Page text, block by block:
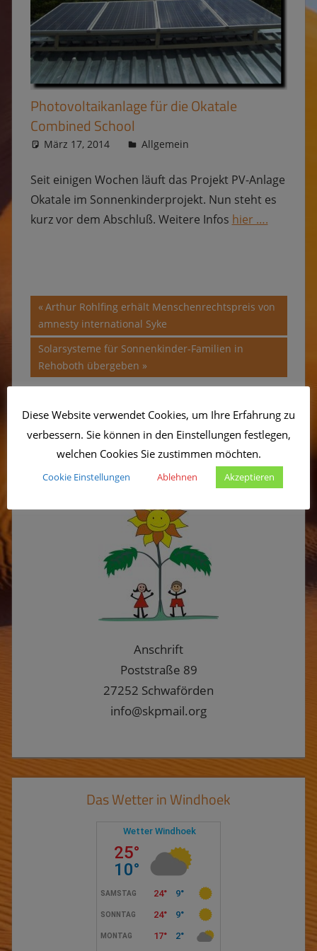
Photovoltaikanlage für die Okatale
Combined School
März 17, 2014 Kevin
Allgemein
Seit einigen Wochen läuft das Projekt PV-Anlage
Okatale im Sonnenkinderprojekt. Nun steht es
kurz vor dem Abschluß. Weitere Infos hier ….
Beitragsnavigation
Vorheriger
Beitrag:
Arthur Rohlfing erhält Menschenrechtspreis von
amnesty international Syke
Nächster
Beitrag:
Solarsysteme für Sonnenkinder-Familien in
Rehoboth übergeben
Herzlich Willkommen beim
Sonnenkinderprojekt!
Anschrift
Poststraße 89
27252 Schwaförden
info@skpmail.org
Das Wetter in Windhoek
Diese Website verwendet Cookies, um Ihre Erfahrung zu
verbessern. Sie können in den Einstellungen festlegen,
welchen Cookies Sie zustimmen möchten.
Cookie Einstellungen Ablehnen Akzeptieren